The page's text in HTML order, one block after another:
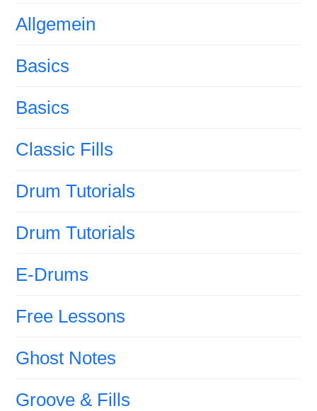
Allgemein
Basics
Basics
Classic Fills
Drum Tutorials
Drum Tutorials
E-Drums
Free Lessons
Ghost Notes
Groove & Fills